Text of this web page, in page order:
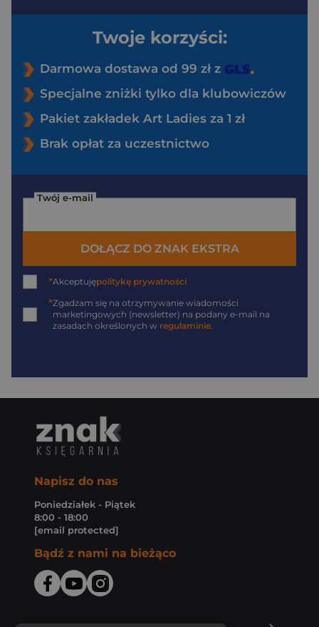
Twoje korzyści:
Darmowa dostawa od 99 zł z
Specjalne zniżki tylko dla klubowiczów
Pakiet zakładek Art Ladies za 1 zł
Brak opłat za uczestnictwo
Twój e-mail
DOŁĄCZ DO ZNAK EKSTRA
*Akceptujępolitykę prywatności
*Zgadzam się na otrzymywanie wiadomości
marketingowych (newsletter) na podany e-mail na
zasadach określonych w regulaminie.
Napisz do nas
Poniedziałek - Piątek
8:00 - 18:00
[email protected]
Bądź z nami na bieżąco